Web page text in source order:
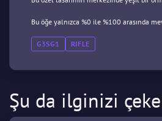
Bu öğe yalnızca %0 ile %100 arasında
G3SG1 RIFLE
Şu da ilginizi